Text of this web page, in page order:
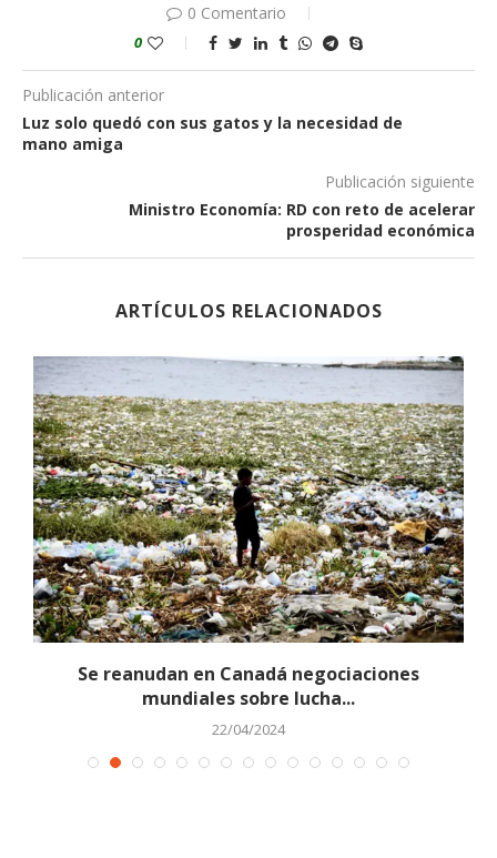
0 Comentario
0
Publicación anterior
Luz solo quedó con sus gatos y la necesidad de
mano amiga
Publicación siguiente
Ministro Economía: RD con reto de acelerar
prosperidad económica
ARTÍCULOS RELACIONADOS
Se reanudan en Canadá negociaciones
mundiales sobre lucha...
22/04/2024